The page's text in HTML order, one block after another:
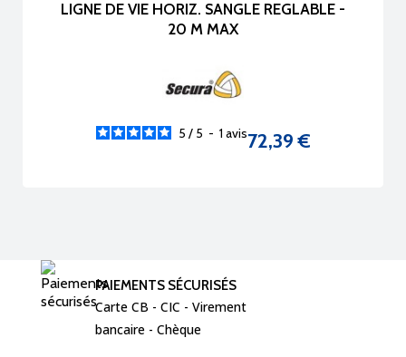
LIGNE DE VIE HORIZ. SANGLE REGLABLE -
20 M MAX
5 / 5 - 1 avis72,39 €
PAIEMENTS SÉCURISÉS
Carte CB - CIC - Virement
bancaire - Chèque